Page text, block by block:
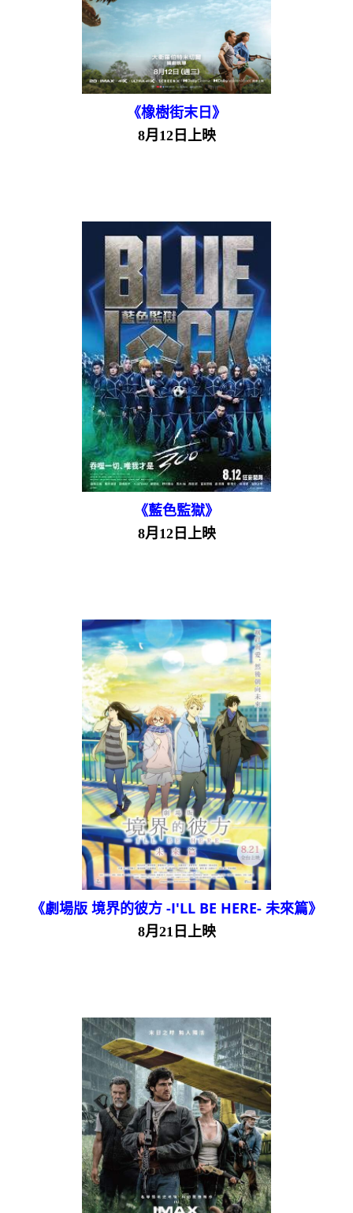
《橡樹街末日》
8月12日上映
《藍色監獄》
8月12日上映
《劇場版 境界的彼方 -I'LL BE HERE- 未來篇》
8月21日上映